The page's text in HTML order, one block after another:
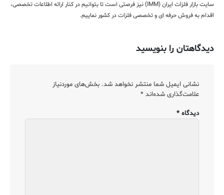
سایت بازار فلزات ایران (IMM) نیز فرصتی است تا بتوانیم در کنار ارائه اطلاعات تخصصی،
اقدام به فروش حرفه ای و تخصصی فلزات در کشور نماییم.
دیدگاهتان را بنویسید
نشانی ایمیل شما منتشر نخواهد شد. بخش‌های موردنیاز
علامت‌گذاری شده‌اند *
دیدگاه *